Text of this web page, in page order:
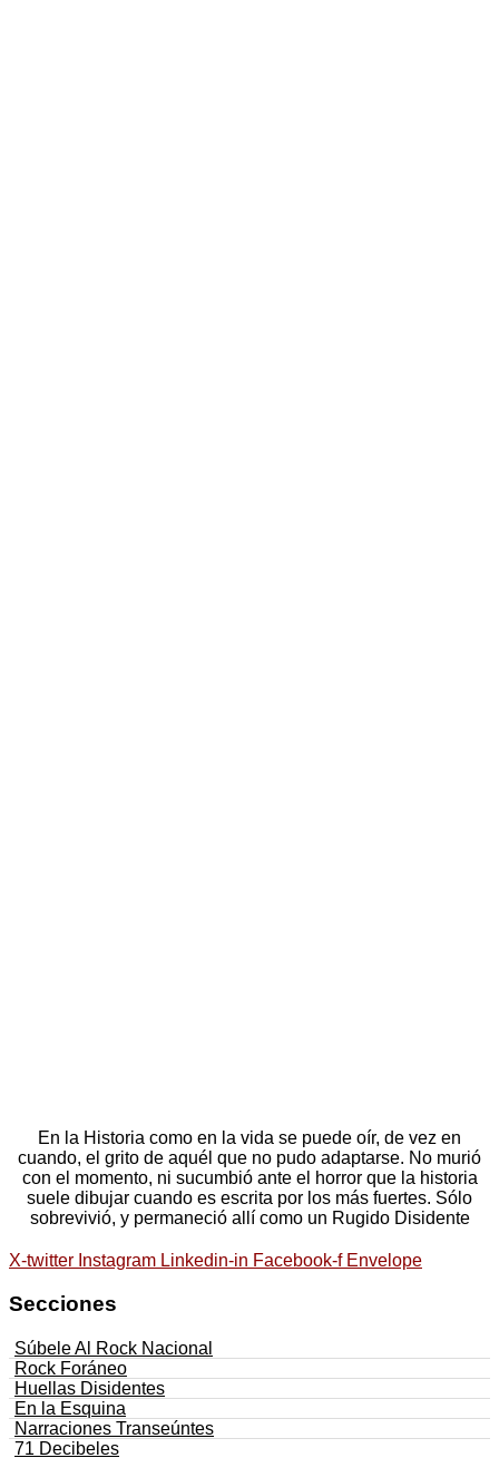
En la Historia como en la vida se puede oír, de vez en
cuando, el grito de aquél que no pudo adaptarse. No murió
con el momento, ni sucumbió ante el horror que la historia
suele dibujar cuando es escrita por los más fuertes. Sólo
sobrevivió, y permaneció allí como un Rugido Disidente
X-twitter Instagram Linkedin-in Facebook-f Envelope
Secciones
Súbele Al Rock Nacional
Rock Foráneo
Huellas Disidentes
En la Esquina
Narraciones Transeúntes
71 Decibeles